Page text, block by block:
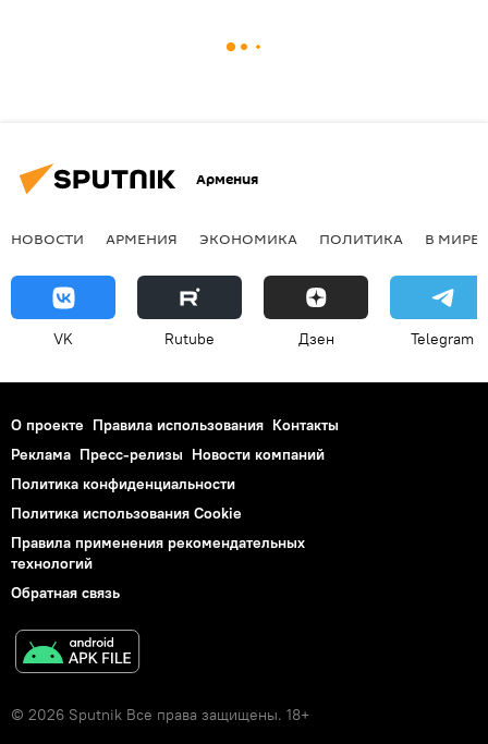
Армения
НОВОСТИ АРМЕНИЯ ЭКОНОМИКА ПОЛИТИКА В МИРЕ
VK Rutube Дзен Telegram
О проекте Правила использования Контакты
Реклама Пресс-релизы Новости компаний
Политика конфиденциальности
Политика использования Cookie
Правила применения рекомендательных
технологий
Обратная связь
© 2026 Sputnik Все права защищены. 18+